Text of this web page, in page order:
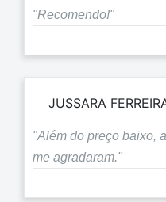
"Recomendo!"
JUSSARA
"Além do preço baixo,
me agradaram."